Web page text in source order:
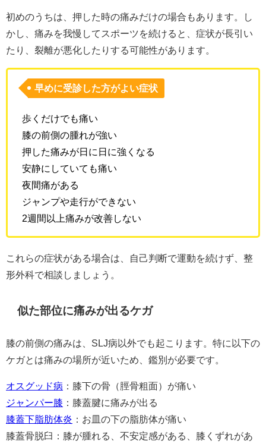
初めのうちは、押した時の痛みだけの場合もあります。し
かし、痛みを我慢してスポーツを続けると、症状が長引い
たり、裂離が悪化したりする可能性があります。
早めに受診した方がよい症状
歩くだけでも痛い
膝の前側の腫れが強い
押した痛みが日に日に強くなる
安静にしていても痛い
夜間痛がある
ジャンプや走行ができない
2週間以上痛みが改善しない
これらの症状がある場合は、自己判断で運動を続けず、整
形外科で相談しましょう。
似た部位に痛みが出るケガ
膝の前側の痛みは、SLJ病以外でも起こります。特に以下の
ケガとは痛みの場所が近いため、鑑別が必要です。
オスグッド病 ：膝下の骨（脛骨粗面）が痛い
ジャンパー膝 ：膝蓋腱に痛みが出る
膝蓋下脂肪体炎 ：お皿の下の脂肪体が痛い
膝蓋骨脱臼：膝が腫れる、不安定感がある、膝くずれがあ